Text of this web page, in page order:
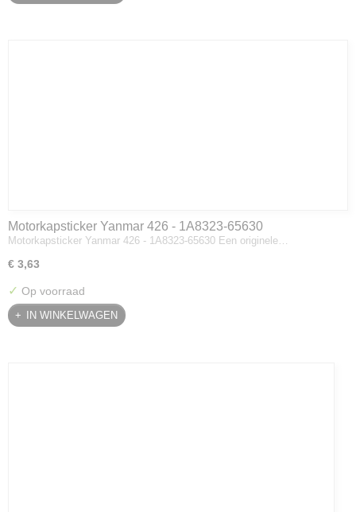
Motorkapsticker Yanmar 426 - 1A8323-65630
Motorkapsticker Yanmar 426 - 1A8323-65630 Een originele…
€ 3,63
✓ Op voorraad
IN WINKELWAGEN